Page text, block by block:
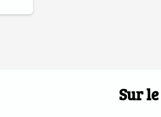
Sur